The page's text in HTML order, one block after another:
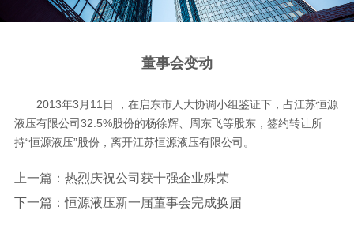
董事会变动
2013年3月11日 ，在启东市人大协调小组鉴证下，占江苏恒源
液压有限公司32.5%股份的杨徐辉、周东飞等股东，签约转让所
持“恒源液压”股份，离开江苏恒源液压有限公司。
上一篇： 热烈庆祝公司获十强企业殊荣
下一篇：恒源液压新一届董事会完成换届